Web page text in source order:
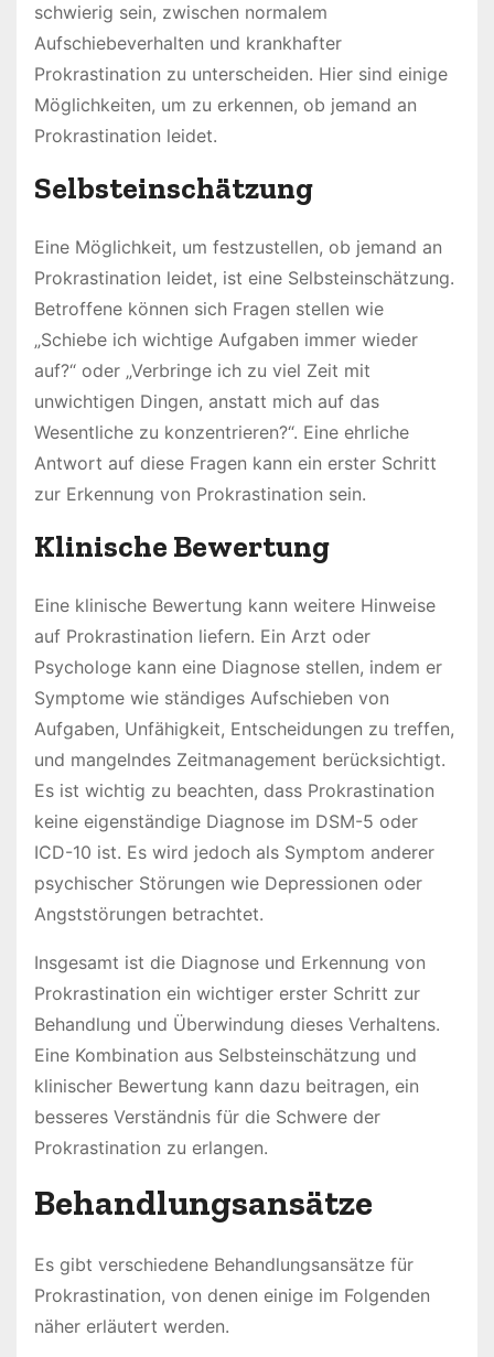
schwierig sein, zwischen normalem
Aufschiebeverhalten und krankhafter
Prokrastination zu unterscheiden. Hier sind einige
Möglichkeiten, um zu erkennen, ob jemand an
Prokrastination leidet.
Selbsteinschätzung
Eine Möglichkeit, um festzustellen, ob jemand an
Prokrastination leidet, ist eine Selbsteinschätzung.
Betroffene können sich Fragen stellen wie
„Schiebe ich wichtige Aufgaben immer wieder
auf?“ oder „Verbringe ich zu viel Zeit mit
unwichtigen Dingen, anstatt mich auf das
Wesentliche zu konzentrieren?“. Eine ehrliche
Antwort auf diese Fragen kann ein erster Schritt
zur Erkennung von Prokrastination sein.
Klinische Bewertung
Eine klinische Bewertung kann weitere Hinweise
auf Prokrastination liefern. Ein Arzt oder
Psychologe kann eine Diagnose stellen, indem er
Symptome wie ständiges Aufschieben von
Aufgaben, Unfähigkeit, Entscheidungen zu treffen,
und mangelndes Zeitmanagement berücksichtigt.
Es ist wichtig zu beachten, dass Prokrastination
keine eigenständige Diagnose im DSM-5 oder
ICD-10 ist. Es wird jedoch als Symptom anderer
psychischer Störungen wie Depressionen oder
Angststörungen betrachtet.
Insgesamt ist die Diagnose und Erkennung von
Prokrastination ein wichtiger erster Schritt zur
Behandlung und Überwindung dieses Verhaltens.
Eine Kombination aus Selbsteinschätzung und
klinischer Bewertung kann dazu beitragen, ein
besseres Verständnis für die Schwere der
Prokrastination zu erlangen.
Behandlungsansätze
Es gibt verschiedene Behandlungsansätze für
Prokrastination, von denen einige im Folgenden
näher erläutert werden.